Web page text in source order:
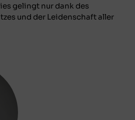
gelingt nur dank des
und der Leidenschaft aller